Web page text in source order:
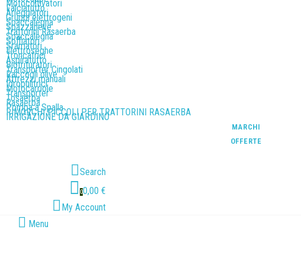
Motocoltivatori
Falciatutto
Arieggiatori
Gruppi elettrogeni
Spaccalegna
Spazzaneve
Trattorini Rasaerba
Spaccalegna
Soffiatori
Sramatori
Elettroseghe
Troncatrici
Aspiratutto
Biotrituratori
Transporter Cingolati
Raccogli olive
Attrezzi manuali
Idropulitrici
Motocarriole
Transporter
Tosaerba
Rasaerba
Pompa a Spalla
RIMORCHI PICCOLI PER TRATTORINI RASAERBA
IRRIGAZIONE DA GIARDINO
MARCHI
OFFERTE
Search
00,00 €
My Account
Menu